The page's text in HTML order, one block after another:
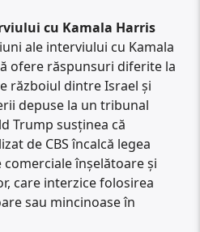
cu Kamala Harris
ale interviului cu Kamala
ofere răspunsuri diferite la
războiul dintre Israel și
depuse la un tribunal
Trump susținea că
de CBS încalcă legea
înșelătoare și
care interzice folosirea
sau mincinoase în